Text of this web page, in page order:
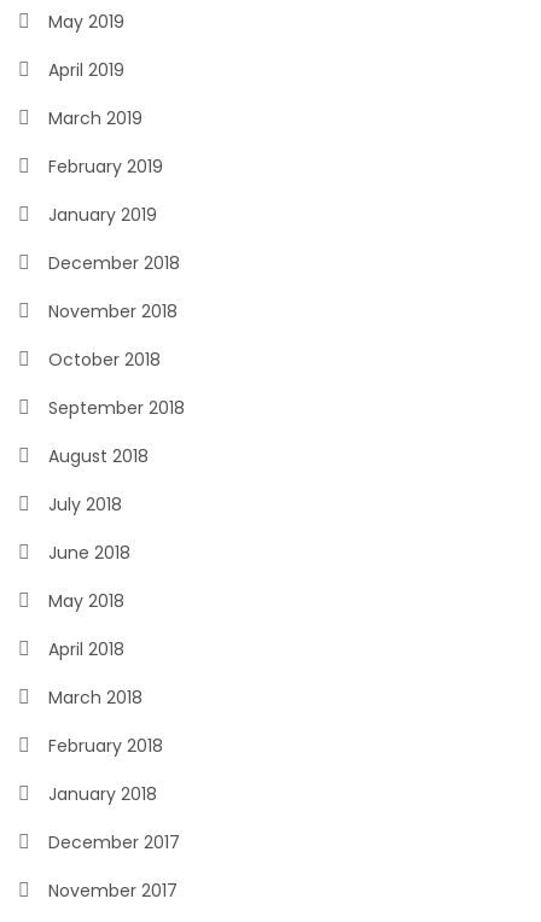
May 2019
April 2019
March 2019
February 2019
January 2019
December 2018
November 2018
October 2018
September 2018
August 2018
July 2018
June 2018
May 2018
April 2018
March 2018
February 2018
January 2018
December 2017
November 2017